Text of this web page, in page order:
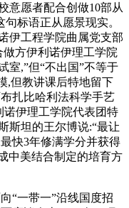
意愿者配合创做10部从
标语正从愿景现实。
伊工程学院曲属党支部
方伊利诺伊理工学院
室,”但“不出国”不等于
,但教讲课后特地留下
扎比哈利法科学手艺
诺伊理工学院代表团特
斯坦的王尔博说:“最让
快3年修满学分并获得
中美结合制定的培育方
一带一”沿线国度招